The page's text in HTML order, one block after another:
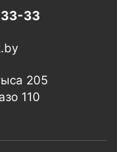
33
205
110